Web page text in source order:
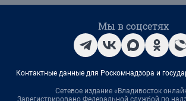
Мы в соцсетях
Контактные данные для Роскомнадзора и
Сетевое издание «Владивосток
Зарегистрировано Федеральной службой по